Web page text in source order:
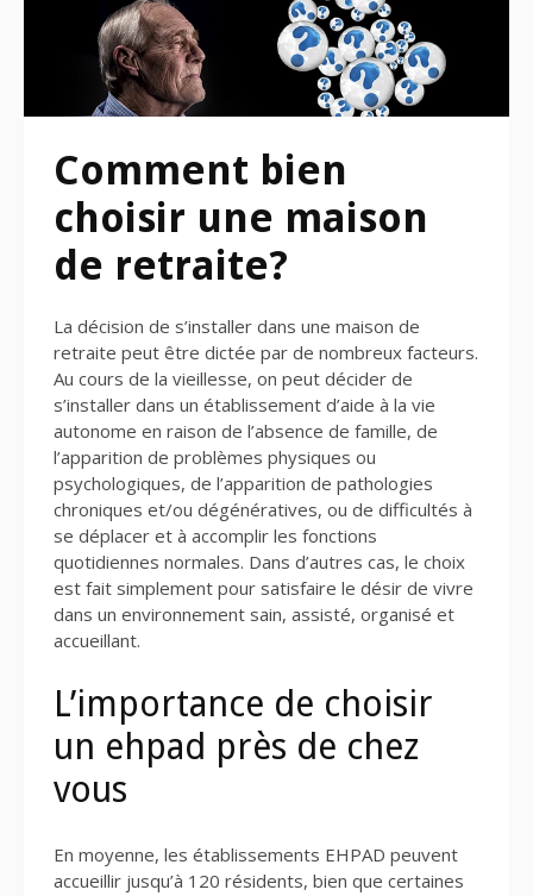
Comment bien
choisir une maison
de retraite?
La décision de s’installer dans une maison de
retraite peut être dictée par de nombreux facteurs.
Au cours de la vieillesse, on peut décider de
s’installer dans un établissement d’aide à la vie
autonome en raison de l’absence de famille, de
l’apparition de problèmes physiques ou
psychologiques, de l’apparition de pathologies
chroniques et/ou dégénératives, ou de difficultés à
se déplacer et à accomplir les fonctions
quotidiennes normales. Dans d’autres cas, le choix
est fait simplement pour satisfaire le désir de vivre
dans un environnement sain, assisté, organisé et
accueillant.
L’importance de choisir
un ehpad près de chez
vous
En moyenne, les établissements EHPAD peuvent
accueillir jusqu’à 120 résidents, bien que certaines